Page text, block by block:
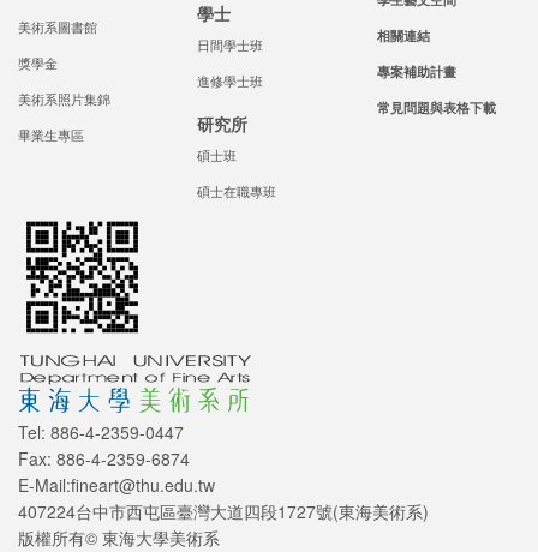
美術系圖書館
獎學金
美術系照片集錦
畢業生專區
學士
日間學士班
進修學士班
研究所
碩士班
碩士在職專班
相關連結
專案補助計畫
常見問題與表格下載
Tel: 886-4-2359-0447
Fax: 886-4-2359-6874
E-Mail:fineart@thu.edu.tw
407224台中市西屯區臺灣大道四段1727號(東海美術系)
版權所有© 東海大學美術系